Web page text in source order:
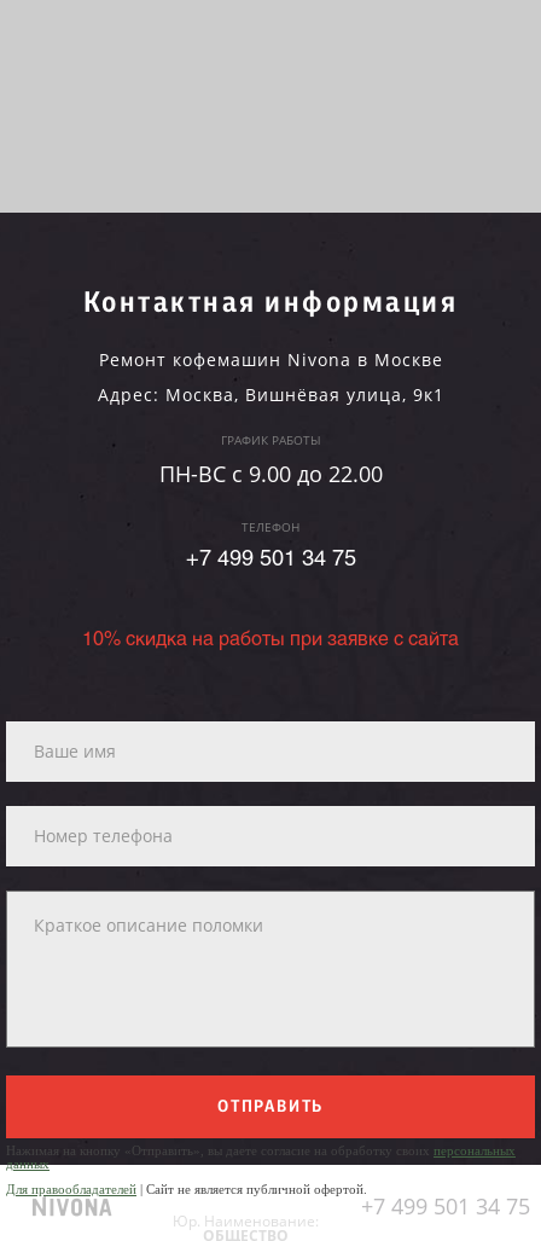
Контактная информация
Ремонт кофемашин Nivona в Москве
Адрес: Москва, Вишнёвая улица, 9к1
ГРАФИК РАБОТЫ
ПН-ВC c 9.00 до 22.00
ТЕЛЕФОН
+7 499 501 34 75
10% скидка на работы при заявке с сайта
ОТПРАВИТЬ
Нажимая на кнопку «Отправить», вы даете согласие на обработку своих персональных
данных
Для правообладателей | Сайт не является публичной офертой.
+7 499 501 34 75
Юр. Наименование:
ОБЩЕСТВО